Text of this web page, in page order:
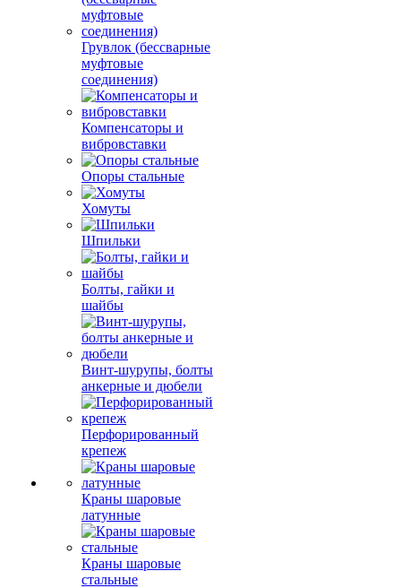
Грувлок (бессварные
муфтовые
соединения)
Компенсаторы и
вибровставки
Опоры стальные
Хомуты
Шпильки
Болты, гайки и
шайбы
Винт-шурупы, болты
анкерные и дюбели
Перфорированный
крепеж
Краны шаровые
латунные
Краны шаровые
стальные